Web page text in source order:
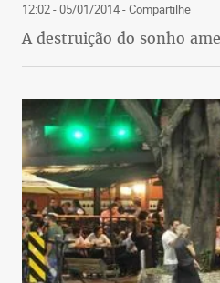
12:02 - 05/01/2014- Compartilhe
A destruição do sonho